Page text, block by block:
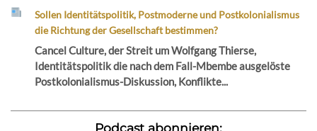
Sollen Identitätspolitik, Postmoderne und Postkolonialismus
die Richtung der Gesellschaft bestimmen?
Cancel Culture, der Streit um Wolfgang Thierse,
Identitätspolitik die nach dem Fall-Mbembe ausgelöste
Postkolonialismus-Diskussion, Konflikte...
Podcast abonnieren: